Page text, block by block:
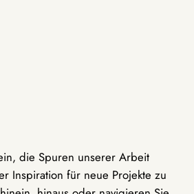
die Spuren unserer Arbeit
Inspiration für neue Projekte zu